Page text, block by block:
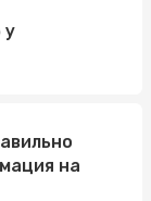
у
на